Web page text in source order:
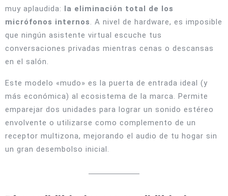
muy aplaudida:
la eliminación total de los
micrófonos internos. A nivel de hardware, es imposible
que ningún asistente virtual escuche tus
conversaciones privadas mientras cenas o descansas
en el salón.
Este modelo «mudo» es la puerta de entrada ideal (y
más económica) al ecosistema de la marca. Permite
emparejar dos unidades para lograr un sonido estéreo
envolvente o utilizarse como complemento de un
receptor multizona, mejorando el audio de tu hogar sin
un gran desembolso inicial.